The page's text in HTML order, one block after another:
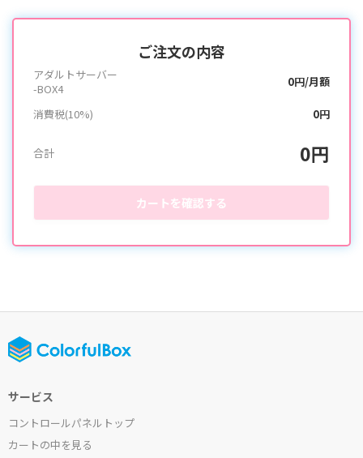
ご注文の内容
アダルトサーバー
-BOX4
0円/月額
消費税(10%) 0円
合計 0円
カートを確認する
サービス
コントロールパネルトップ
カートの中を見る